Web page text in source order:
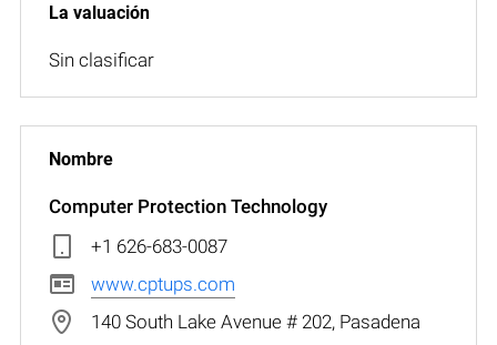
Sin clasificar
Computer Protection Technology
+1 626-683-0087
www.cptups.com
140 South Lake Avenue # 202, Pasadena